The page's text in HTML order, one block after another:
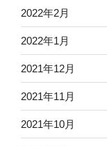
2022年2月
2022年1月
2021年12月
2021年11月
2021年10月